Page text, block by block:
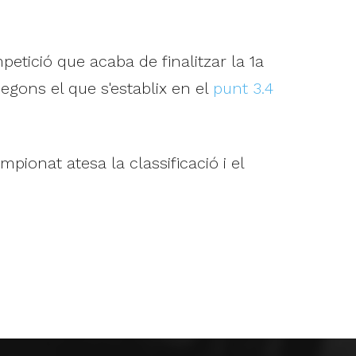
que acaba de finalitzar la 1a
el que s'establix en el punt 3.4
atesa la classificació i el